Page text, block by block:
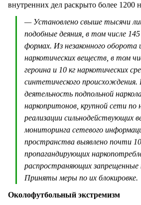
внутренних дел раскрыто более 1200
— Установлено свыше тысячи
подобные деяния, в том числе
формах. Из незаконного оборота
наркотических веществ, в том
героина и 10 кг наркотических
синтетического происхождения.
деятельность подпольной
наркопритонов, крупной сети по
реализации сильнодействующих
мониторинга сетевого
пространства выявлено почти
пропагандирующих
распространяющих
Приняты меры по их блокировке.
Околофутбольный экстремизм